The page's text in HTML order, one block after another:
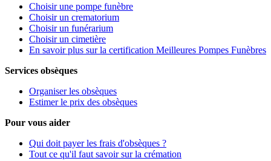
Choisir une pompe funèbre
Choisir un crematorium
Choisir un funérarium
Choisir un cimetière
En savoir plus sur la certification Meilleures Pompes Funèbres
Services obsèques
Organiser les obsèques
Estimer le prix des obsèques
Pour vous aider
Qui doit payer les frais d'obsèques ?
Tout ce qu'il faut savoir sur la crémation